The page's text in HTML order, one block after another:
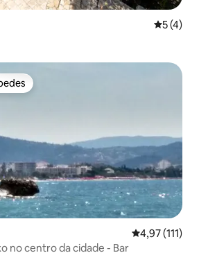
5 (4)
mais apreciados
Classificação
4,97 (111)
no centro da cidade - Bar